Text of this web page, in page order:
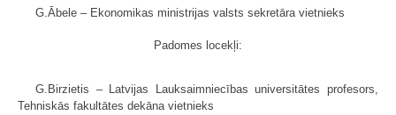
G.Ābele – Ekonomikas ministrijas valsts sekretāra vietnieks
Padomes locekļi:
G.Birzietis – Latvijas Lauksaimniecības universitātes profesors,
Tehniskās fakultātes dekāna vietnieks